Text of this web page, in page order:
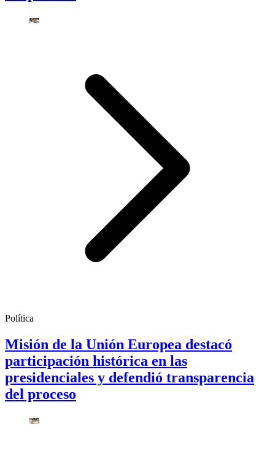
Política
Misión de la Unión Europea destacó
participación histórica en las
presidenciales y defendió transparencia
del proceso